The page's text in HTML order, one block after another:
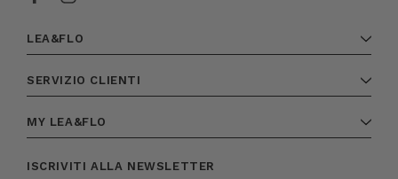
LEA&FLO
SERVIZIO CLIENTI
MY LEA&FLO
ISCRIVITI ALLA NEWSLETTER